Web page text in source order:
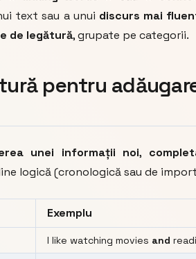
text sau a unui discurs mai
de legătură, grupate pe categorii.
pentru
unei informații noi,
logică (cronologică sau de
Exemplu
I like watching movies and